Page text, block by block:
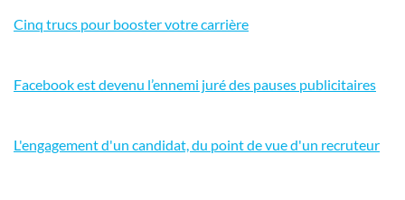
Cinq trucs pour booster votre carrière
Facebook est devenu l’ennemi juré des pauses publicitaires
L'engagement d'un candidat, du point de vue d'un recruteur